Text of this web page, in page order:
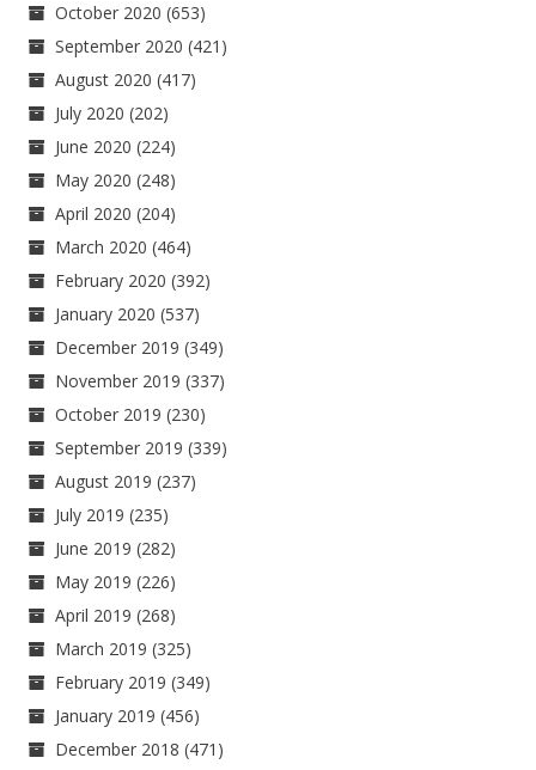
October 2020 (653)
September 2020 (421)
August 2020 (417)
July 2020 (202)
June 2020 (224)
May 2020 (248)
April 2020 (204)
March 2020 (464)
February 2020 (392)
January 2020 (537)
December 2019 (349)
November 2019 (337)
October 2019 (230)
September 2019 (339)
August 2019 (237)
July 2019 (235)
June 2019 (282)
May 2019 (226)
April 2019 (268)
March 2019 (325)
February 2019 (349)
January 2019 (456)
December 2018 (471)